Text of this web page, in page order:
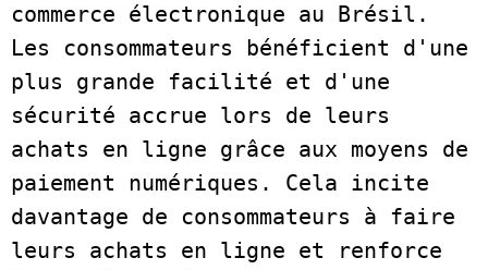
commerce électronique au Brésil.
Les consommateurs bénéficient d'une
plus grande facilité et d'une
sécurité accrue lors de leurs
achats en ligne grâce aux moyens de
paiement numériques. Cela incite
davantage de consommateurs à faire
leurs achats en ligne et renforce